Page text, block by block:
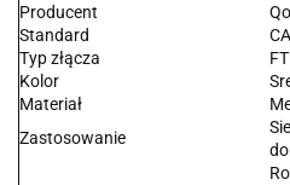
Producent
Standard
Typ złącza
Kolor
Materiał
Zastosowanie